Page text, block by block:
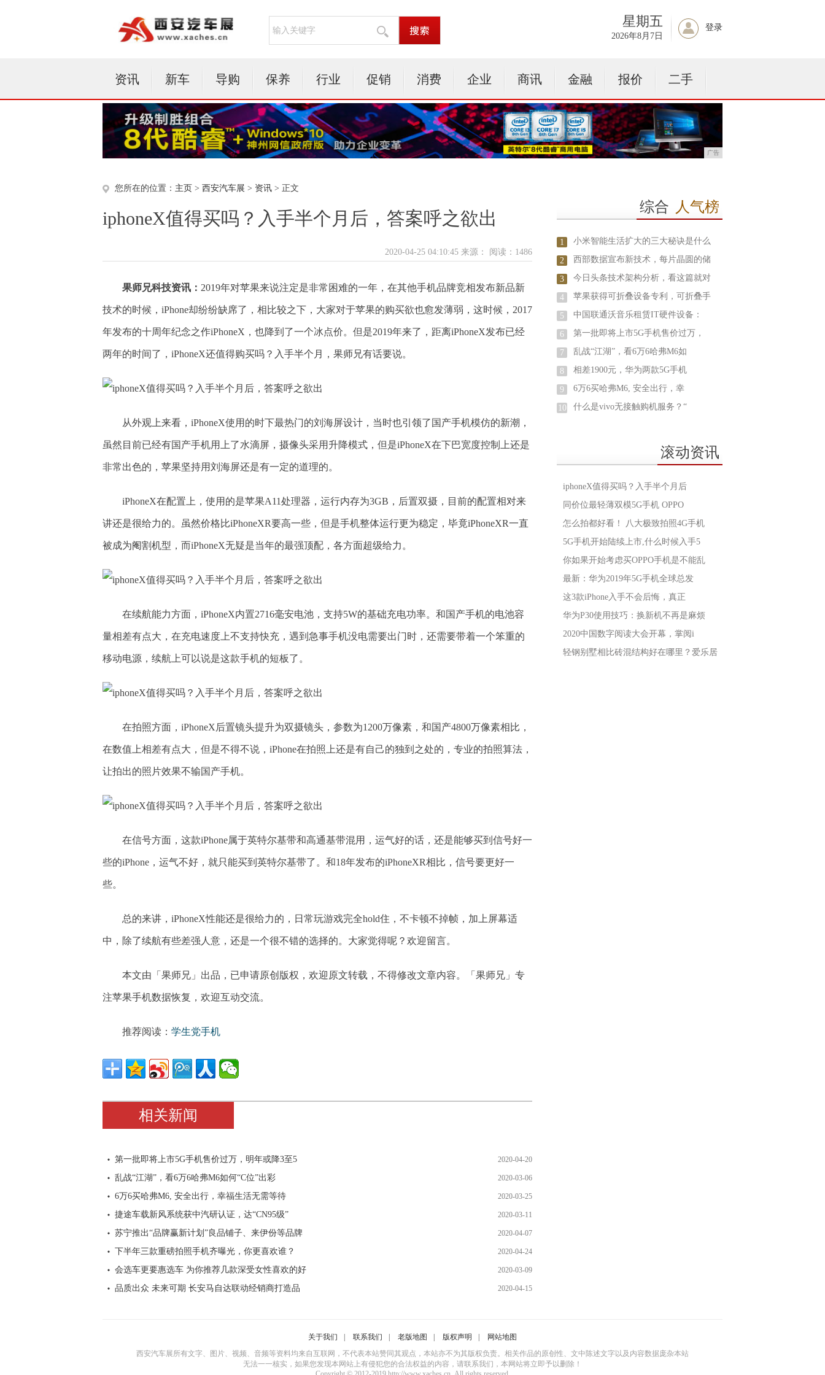
星期五
2026年8月7日
登录
资讯 新车 导购 保养 行业 促销 消费 企业 商讯 金融 报价 二手
广告
您所在的位置： 主页 > 西安汽车展 > 资讯 > 正文
iphoneX值得买吗？入手半个月后，答案呼之欲出
2020-04-25 04:10:45 来源： 阅读：1486
果师兄科技资讯： 2019年对苹果来说注定是非常困难的一年，在其他手机品牌竞相发布新品新
技术的时候，iPhone却纷纷缺席了，相比较之下，大家对于苹果的购买欲也愈发薄弱，这时候，2017
年发布的十周年纪念之作iPhoneX，也降到了一个冰点价。但是2019年来了，距离iPhoneX发布已经
两年的时间了，iPhoneX还值得购买吗？入手半个月，果师兄有话要说。
从外观上来看，iPhoneX使用的时下最热门的刘海屏设计，当时也引领了国产手机模仿的新潮，
虽然目前已经有国产手机用上了水滴屏，摄像头采用升降模式，但是iPhoneX在下巴宽度控制上还是
非常出色的，苹果坚持用刘海屏还是有一定的道理的。
iPhoneX在配置上，使用的是苹果A11处理器，运行内存为3GB，后置双摄，目前的配置相对来
讲还是很给力的。虽然价格比iPhoneXR要高一些，但是手机整体运行更为稳定，毕竟iPhoneXR一直
被成为阉割机型，而iPhoneX无疑是当年的最强顶配，各方面超级给力。
在续航能力方面，iPhoneX内置2716毫安电池，支持5W的基础充电功率。和国产手机的电池容
量相差有点大，在充电速度上不支持快充，遇到急事手机没电需要出门时，还需要带着一个笨重的
移动电源，续航上可以说是这款手机的短板了。
在拍照方面，iPhoneX后置镜头提升为双摄镜头，参数为1200万像素，和国产4800万像素相比，
在数值上相差有点大，但是不得不说，iPhone在拍照上还是有自己的独到之处的，专业的拍照算法，
让拍出的照片效果不输国产手机。
在信号方面，这款iPhone属于英特尔基带和高通基带混用，运气好的话，还是能够买到信号好一
些的iPhone，运气不好，就只能买到英特尔基带了。和18年发布的iPhoneXR相比，信号要更好一
些。
总的来讲，iPhoneX性能还是很给力的，日常玩游戏完全hold住，不卡顿不掉帧，加上屏幕适
中，除了续航有些差强人意，还是一个很不错的选择的。大家觉得呢？欢迎留言。
本文由「果师兄」出品，已申请原创版权，欢迎原文转载，不得修改文章内容。「果师兄」专
注苹果手机数据恢复，欢迎互动交流。
推荐阅读： 学生党手机
相关新闻
第一批即将上市5G手机售价过万，明年或降3至5 2020-04-20
乱战“江湖”，看6万6哈弗M6如何“C位”出彩 2020-03-06
6万6买哈弗M6, 安全出行，幸福生活无需等待 2020-03-25
捷途车载新风系统获中汽研认证，达“CN95级” 2020-03-11
苏宁推出“品牌赢新计划”良品铺子、来伊份等品牌 2020-04-07
下半年三款重磅拍照手机齐曝光，你更喜欢谁？ 2020-04-24
会选车更要惠选车 为你推荐几款深受女性喜欢的好 2020-03-09
品质出众 未来可期 长安马自达联动经销商打造品 2020-04-15
综合 人气榜
1 小米智能生活扩大的三大秘诀是什么
2 西部数据宣布新技术，每片晶圆的储
3 今日头条技术架构分析，看这篇就对
4 苹果获得可折叠设备专利，可折叠手
5 中国联通沃音乐租赁IT硬件设备：
6 第一批即将上市5G手机售价过万，
7 乱战“江湖”，看6万6哈弗M6如
8 相差1900元，华为两款5G手机
9 6万6买哈弗M6, 安全出行，幸
10 什么是vivo无接触购机服务？“
滚动资讯
iphoneX值得买吗？入手半个月后
同价位最轻薄双模5G手机 OPPO
怎么拍都好看！ 八大极致拍照4G手机
5G手机开始陆续上市,什么时候入手5
你如果开始考虑买OPPO手机是不能乱
最新：华为2019年5G手机全球总发
这3款iPhone入手不会后悔，真正
华为P30使用技巧：换新机不再是麻烦
2020中国数字阅读大会开幕，掌阅i
轻钢别墅相比砖混结构好在哪里？爱乐居
关于我们 联系我们 老版地图 版权声明
网站地图
西安汽车展所有文字、图片、视频、音频等资料均来自互联网，不代表本站赞同其观点，本站亦不为其版权负责。相关作品的原创性、文中陈述文字以及内容数据庞杂本站
无法一一核实，如果您发现本网站上有侵犯您的合法权益的内容，请联系我们，本网站将立即予以删除！